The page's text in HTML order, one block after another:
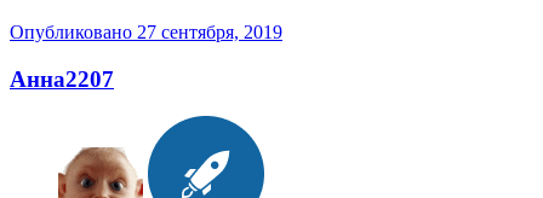
Опубликовано 27 сентября, 2019
Анна2207